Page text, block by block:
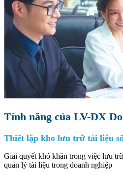
Tính năng của LV-DX
Thiết lập kho lưu trữ tài liệu
Giải quyết khó khăn trong việc lưu
quản lý tài liệu trong doanh nghiệp